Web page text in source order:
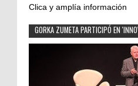
Clica y amplía información
GORKA ZUMETA PARTICIPÓ EN